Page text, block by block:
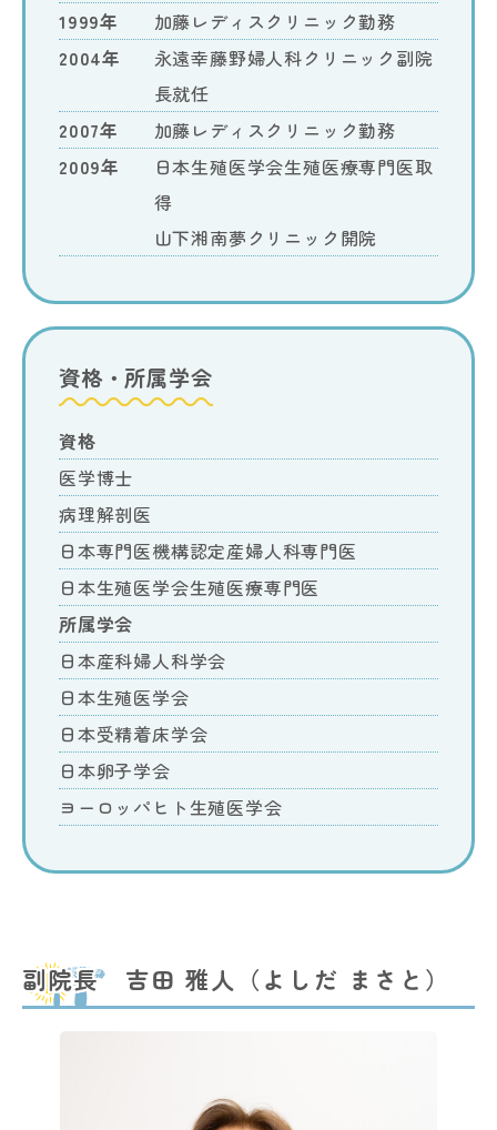
1999年
加藤レディスクリニック勤務
2004年
永遠幸藤野婦人科クリニック副院
長就任
2007年
加藤レディスクリニック勤務
2009年
日本生殖医学会生殖医療専門医取
得
山下湘南夢クリニック開院
資格・所属学会
資格
医学博士
病理解剖医
日本専門医機構認定産婦人科専門医
日本生殖医学会生殖医療専門医
所属学会
日本産科婦人科学会
日本生殖医学会
日本受精着床学会
日本卵子学会
ヨーロッパヒト生殖医学会
副院長 吉田 雅人（よしだ まさと）